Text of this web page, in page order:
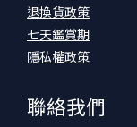
退換貨政策
七天鑑賞期
隱私權政策
聯絡我們